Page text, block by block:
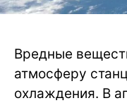
Вредные
атмосферу
охлаждения. В